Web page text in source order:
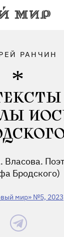
РАНЧИН
Власова.
Бродского)
мир» №5, 2023